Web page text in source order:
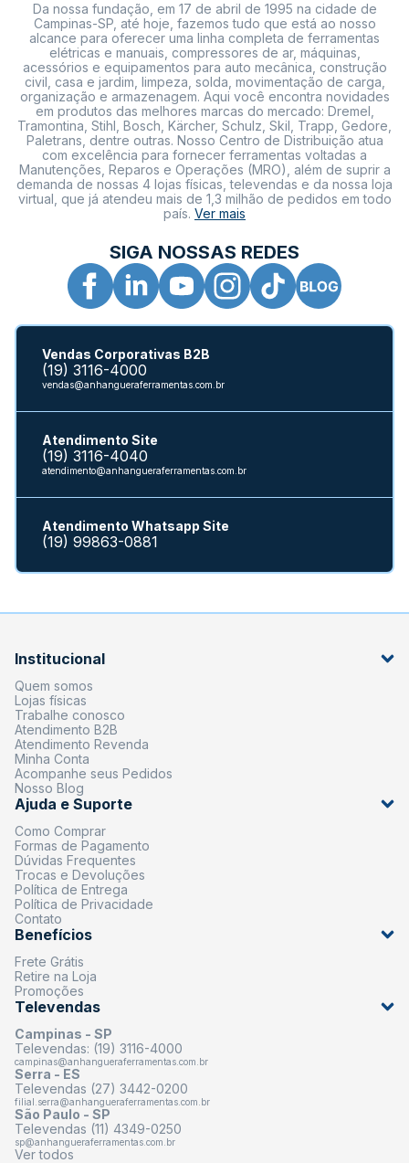
Da nossa fundação, em 17 de abril de 1995 na cidade de
Campinas-SP, até hoje, fazemos tudo que está ao nosso
alcance para oferecer uma linha completa de ferramentas
elétricas e manuais, compressores de ar, máquinas,
acessórios e equipamentos para auto mecânica, construção
civil, casa e jardim, limpeza, solda, movimentação de carga,
organização e armazenagem. Aqui você encontra novidades
em produtos das melhores marcas do mercado: Dremel,
Tramontina, Stihl, Bosch, Kärcher, Schulz, Skil, Trapp, Gedore,
Paletrans, dentre outras. Nosso Centro de Distribuição atua
com excelência para fornecer ferramentas voltadas a
Manutenções, Reparos e Operações (MRO), além de suprir a
demanda de nossas 4 lojas físicas, televendas e da nossa loja
virtual, que já atendeu mais de 1,3 milhão de pedidos em todo
país. Ver mais
SIGA NOSSAS REDES
Vendas Corporativas B2B
(19) 3116-4000
vendas@anhangueraferramentas.com.br
Atendimento Site
(19) 3116-4040
atendimento@anhangueraferramentas.com.br
Atendimento Whatsapp Site
(19) 99863-0881
Institucional
Quem somos
Lojas físicas
Trabalhe conosco
Atendimento B2B
Atendimento Revenda
Minha Conta
Acompanhe seus Pedidos
Nosso Blog
Ajuda e Suporte
Como Comprar
Formas de Pagamento
Dúvidas Frequentes
Trocas e Devoluções
Política de Entrega
Política de Privacidade
Contato
Benefícios
Frete Grátis
Retire na Loja
Promoções
Televendas
Campinas - SP
Televendas: (19) 3116-4000
campinas@anhangueraferramentas.com.br
Serra - ES
Televendas (27) 3442-0200
filial.serra@anhangueraferramentas.com.br
São Paulo - SP
Televendas (11) 4349-0250
sp@anhangueraferramentas.com.br
Ver todos